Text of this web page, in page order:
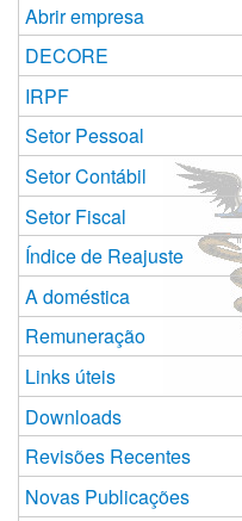
Abrir empresa
DECORE
IRPF
Setor Pessoal
Setor Contábil
Setor Fiscal
Índice de Reajuste
A doméstica
Remuneração
Links úteis
Downloads
Revisões Recentes
Novas Publicações